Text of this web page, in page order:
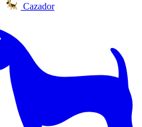
Cazador